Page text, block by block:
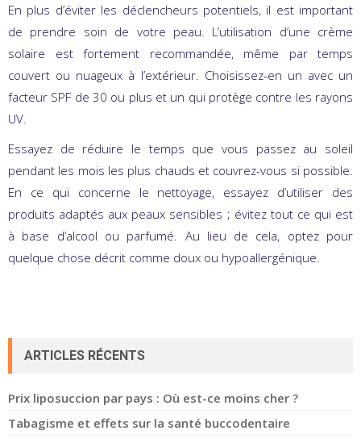
En plus d’éviter les déclencheurs potentiels, il est important
de prendre soin de votre peau. L’utilisation d’une crème
solaire est fortement recommandée, même par temps
couvert ou nuageux à l’extérieur. Choisissez-en un avec un
facteur SPF de 30 ou plus et un qui protège contre les rayons
UV.
Essayez de réduire le temps que vous passez au soleil
pendant les mois les plus chauds et couvrez-vous si possible.
En ce qui concerne le nettoyage, essayez d’utiliser des
produits adaptés aux peaux sensibles ; évitez tout ce qui est
à base d’alcool ou parfumé. Au lieu de cela, optez pour
quelque chose décrit comme doux ou hypoallergénique.
ARTICLES RÉCENTS
Prix liposuccion par pays : Où est-ce moins cher ?
Tabagisme et effets sur la santé buccodentaire